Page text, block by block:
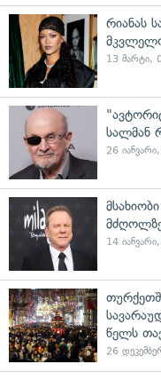
რიანას
13 მარტი,
სალმან
26
მძღოლზე
14
წელს
26